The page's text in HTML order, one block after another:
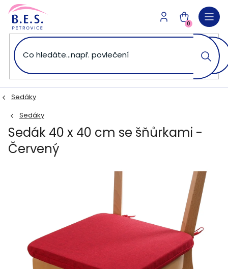
Přejít
obsah
NÁKUPNÍ
KOŠÍK
0
Sedáky
Sedáky
Sedák 40 x 40 cm se šňůrkami -
Červený